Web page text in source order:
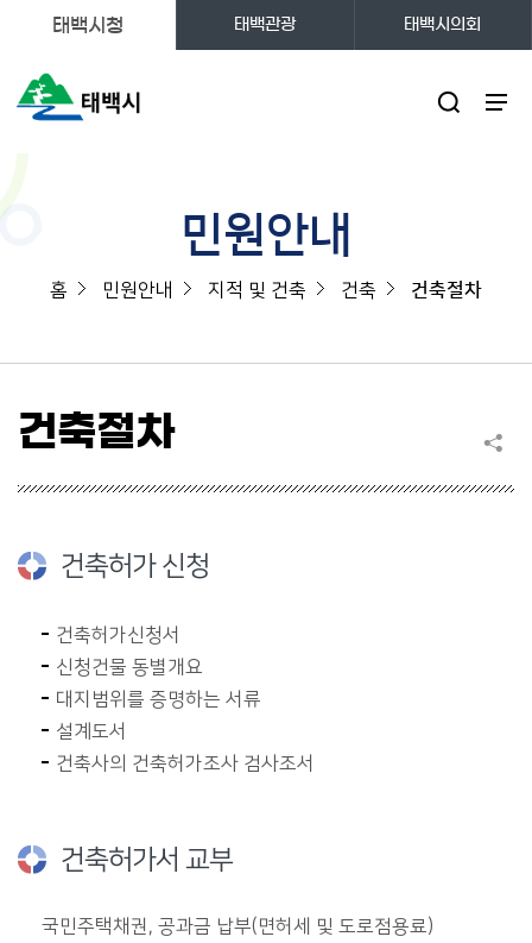
태백시청 태백관광 태백시의회
민원안내
홈 민원안내 지적 및 건축 건축 건축절차
건축절차
건축허가 신청
건축허가신청서
신청건물 동별개요
대지범위를 증명하는 서류
설계도서
건축사의 건축허가조사 검사조서
건축허가서 교부
국민주택채권, 공과금 납부(면허세 및 도로점용료)